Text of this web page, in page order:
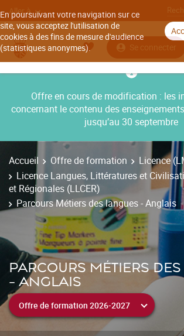
En poursuivant votre navigation sur ce
site, vous acceptez l'utilisation de
cookies à des fins de mesure d'audience
(statistiques anonymes).
Aller à
Se connecter
Offre en cours de modification : les
concernant le contenu des
jusqu’au 30 septembre
Accueil Offre de formation
Licence
Licence Langues, Littératures et
et Régionales (LLCER)
Parcours Métiers des langues - Anglais
PARCOURS MÉTIERS
- ANGLAIS